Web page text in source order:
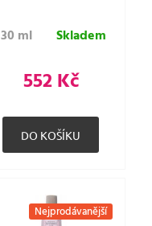
30 ml Skladem
552 Kč
Nejprodávanější